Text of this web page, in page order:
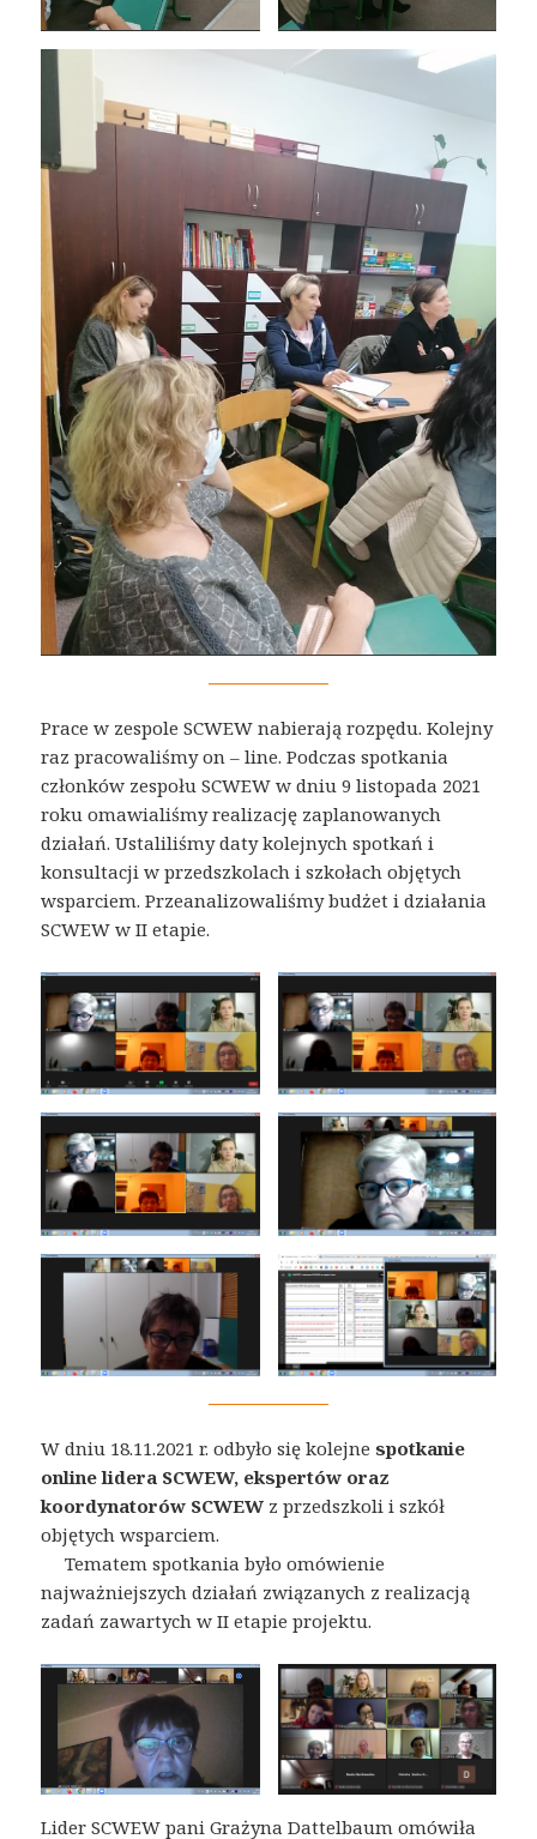
Prace w zespole SCWEW nabierają rozpędu. Kolejny
raz pracowaliśmy on – line. Podczas spotkania
członków zespołu SCWEW w dniu 9 listopada 2021
roku omawialiśmy realizację zaplanowanych
działań. Ustaliliśmy daty kolejnych spotkań i
konsultacji w przedszkolach i szkołach objętych
wsparciem. Przeanalizowaliśmy budżet i działania
SCWEW w II etapie.
W dniu 18.11.2021 r. odbyło się kolejne spotkanie
online lidera SCWEW, ekspertów oraz
koordynatorów SCWEW z przedszkoli i szkół
objętych wsparciem.
Tematem spotkania było omówienie
najważniejszych działań związanych z realizacją
zadań zawartych w II etapie projektu.
Lider SCWEW pani Grażyna Dattelbaum omówiła